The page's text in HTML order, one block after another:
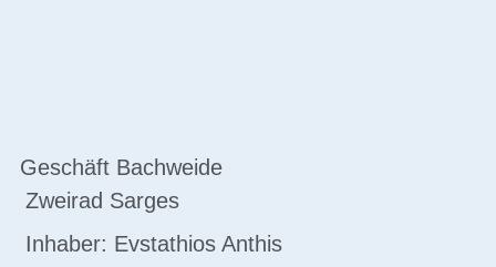
Geschäft Bachweide
Zweirad Sarges
Inhaber: Evstathios Anthis